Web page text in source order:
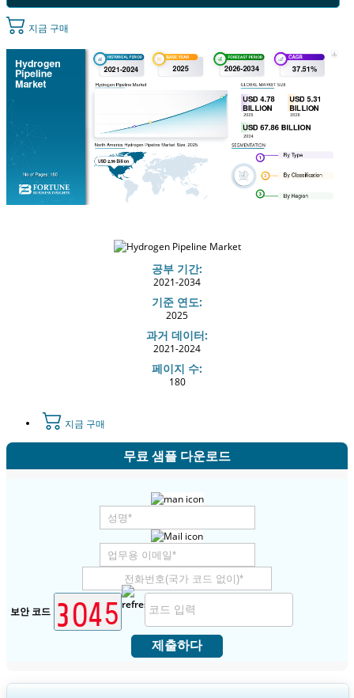
지금 구매
공부 기간:
2021-2034
기준 연도:
2025
과거 데이터:
2021-2024
페이지 수:
180
지금 구매
무료 샘플 다운로드
보안 코드
제출하다